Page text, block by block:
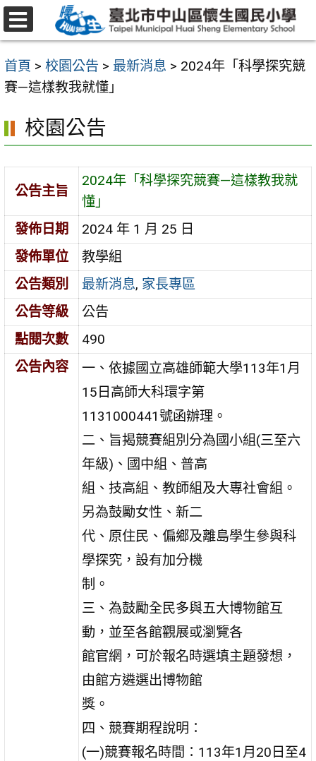
跳
至
要
內
區
首頁 > 校園公告 > 最新消息 > 2024年「科學探究競
賽—這樣教我就懂」
校園公告
公告主旨
2024年「科學探究競賽—這樣教我就
懂」
發佈日期
2024 年 1 月 25 日
發佈單位
教學組
公告類別
最新消息, 家長專區
公告等級
公告
點閱次數
490
公告內容
一、依據國立高雄師範大學113年1月
15日高師大科環字第
1131000441號函辦理。
二、旨揭競賽組別分為國小組(三至六
年級)、國中組、普高
組、技高組、教師組及大專社會組。
另為鼓勵女性、新二
代、原住民、偏鄉及離島學生參與科
學探究，設有加分機
制。
三、為鼓勵全民多與五大博物館互
動，並至各館觀展或瀏覽各
館官網，可於報名時選填主題發想，
由館方遴選出博物館
獎。
四、競賽期程說明：
(一)競賽報名時間：113年1月20日至4
選
單